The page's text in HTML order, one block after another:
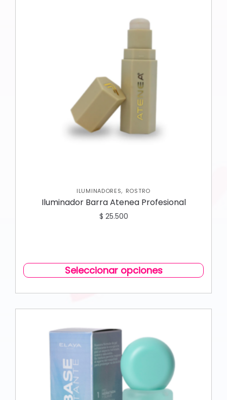
ILUMINADORES, ROSTRO
Iluminador Barra Atenea Profesional
$ 25.500
Seleccionar opciones